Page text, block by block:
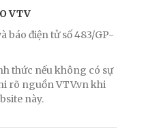
VTV
báo điện tử số 483/GP-
thức nếu không có sự
rõ nguồn VTV.vn khi
này.